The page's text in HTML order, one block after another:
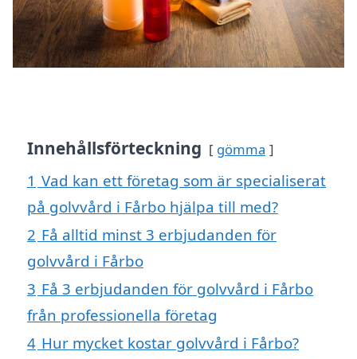
Innehållsförteckning gömma
1 Vad kan ett företag som är specialiserat
på golvvård i Fårbo hjälpa till med?
2 Få alltid minst 3 erbjudanden för
golvvård i Fårbo
3 Få 3 erbjudanden för golvvård i Fårbo
från professionella företag
4 Hur mycket kostar golvvård i Fårbo?